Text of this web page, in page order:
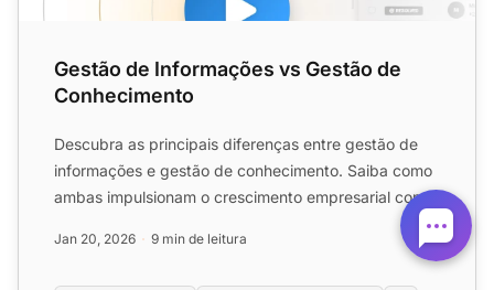
Gestão de Informações vs Gestão de
Conhecimento
Descubra as principais diferenças entre gestão de
informações e gestão de conhecimento. Saiba como
ambas impulsionam o crescimento empresarial com
Jan 20, 2026 9 min de leitura